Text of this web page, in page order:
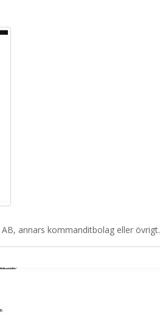
annars kommanditbolag eller övrigt.